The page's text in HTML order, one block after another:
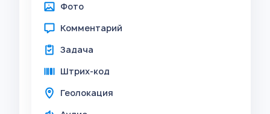
Фото
Комментарий
Задача
Штрих-код
Геолокация